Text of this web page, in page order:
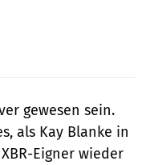
gewesen sein.
als Kay Blanke in
Eigner wieder